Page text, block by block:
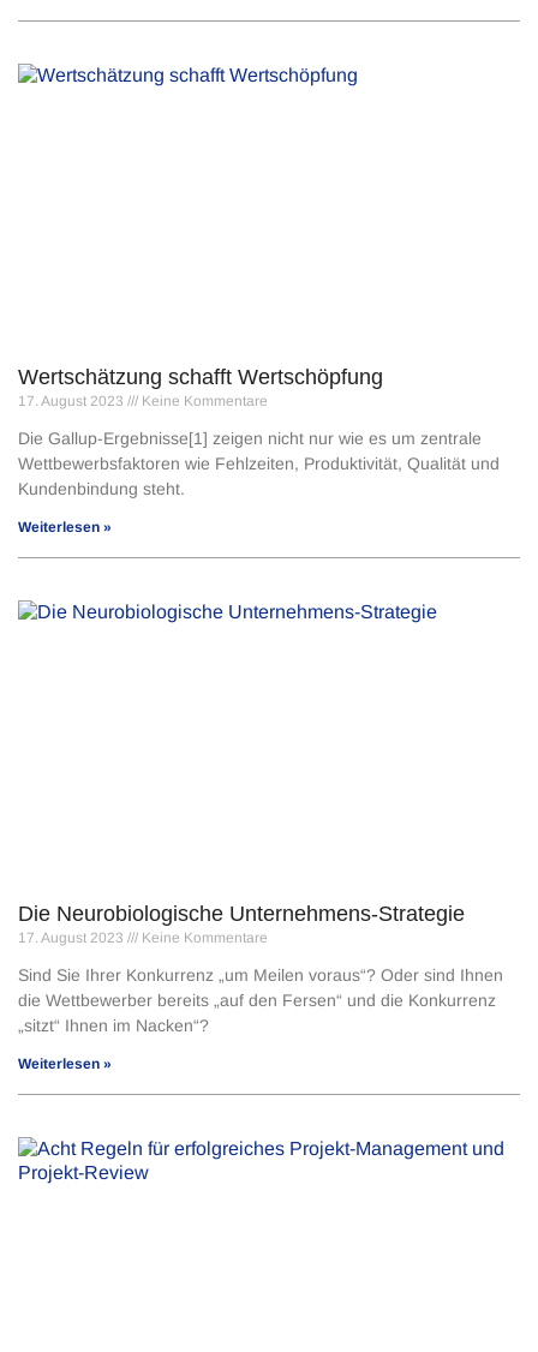
Wertschätzung schafft Wertschöpfung
17. August 2023 Keine Kommentare
Die Gallup-Ergebnisse[1] zeigen nicht nur wie es um zentrale
Wettbewerbsfaktoren wie Fehlzeiten, Produktivität, Qualität und
Kundenbindung steht.
Weiterlesen »
Die Neurobiologische Unternehmens-Strategie
17. August 2023 Keine Kommentare
Sind Sie Ihrer Konkurrenz „um Meilen voraus“? Oder sind Ihnen
die Wettbewerber bereits „auf den Fersen“ und die Konkurrenz
„sitzt“ Ihnen im Nacken“?
Weiterlesen »